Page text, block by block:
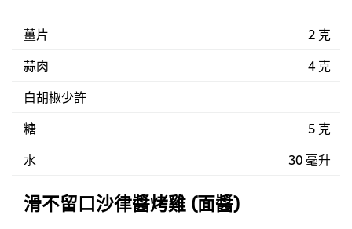
薑片
2 克
蒜肉
4 克
白胡椒少許
糖
5 克
水
30 毫升
滑不留口沙律醬烤雞 (面醬)